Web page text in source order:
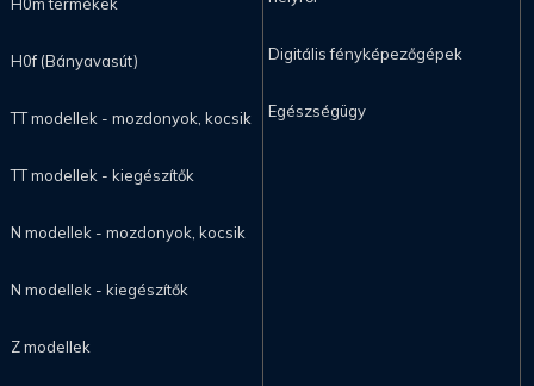
H0f (Bányavasút)
TT modellek - mozdonyok, kocsik
TT modellek - kiegészítők
N modellek - mozdonyok, kocsik
N modellek - kiegészítők
Z modellek
Digitális fényképezőgépek
Egészségügy